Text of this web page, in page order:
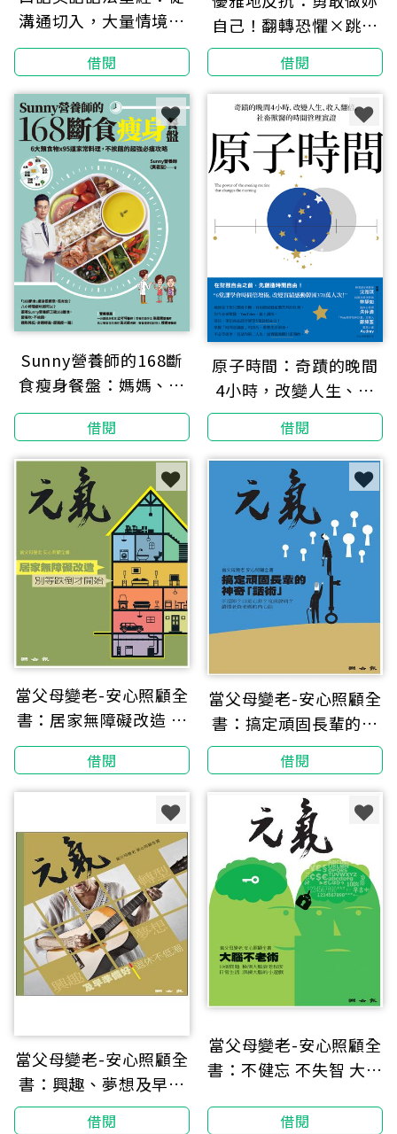
溝通切入，大量情境例
句，精準表達英語的實
用文法建議
借閱
自己！翻轉恐懼×跳脫
框架，追求內心真正的
渴望
借閱
Sunny營養師的168斷
食瘦身餐盤：媽媽、阿
嬤親身實證！6大類食
物 × 95道家常料理，
不挨餓的超強必瘦攻略
【隨書附贈：「食物分
量表」】
借閱
原子時間：奇蹟的晚間
4小時，改變人生、收
入翻倍，社畜獸醫的時
間管理實證
借閱
當父母變老-安心照顧全
書：居家無障礙改造 別
等跌倒才開始
借閱
當父母變老-安心照顧全
書：搞定頑固長輩的神
奇「話術」
借閱
當父母變老-安心照顧全
書：興趣、夢想及早準
備好 退休不低潮
借閱
當父母變老-安心照顧全
書：不健忘 不失智 大腦
借閱